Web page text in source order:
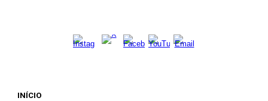
INÍCIO